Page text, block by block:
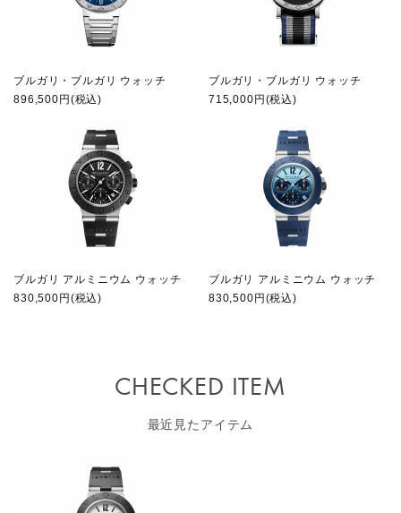
ブルガリ・ブルガリ ウォッチ
896,500円(税込)
ブルガリ・ブルガリ ウォッチ
715,000円(税込)
ブルガリ アルミニウム ウォッチ
830,500円(税込)
ブルガリ アルミニウム ウォッチ
830,500円(税込)
CHECKED ITEM
最近見たアイテム